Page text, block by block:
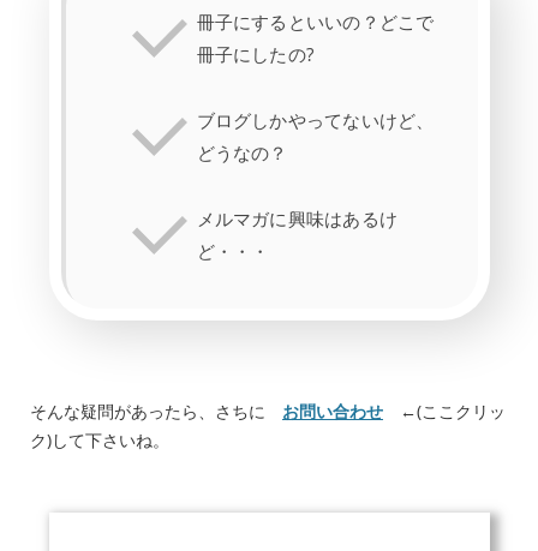
冊子にするといいの？どこで
冊子にしたの?
ブログしかやってないけど、
どうなの？
メルマガに興味はあるけ
ど・・・
そんな疑問があったら、さちに お問い合わせ
←(ここクリッ
ク)して下さいね。